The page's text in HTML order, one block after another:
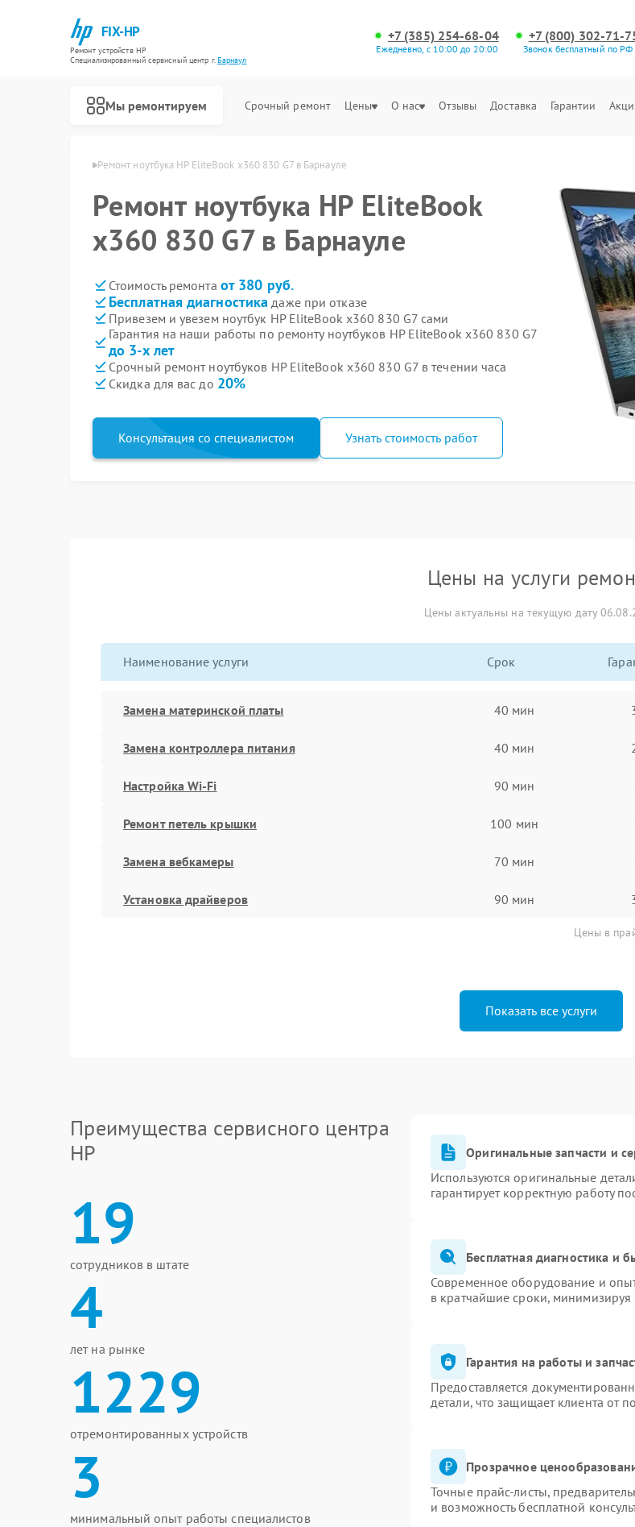
FIX-HP
Ремонт устройств HP
Специализированный cервисный центр г.Барнаул
+7 (385) 254-68-04
Ежедневно, с 10:00 до 20:00
+7 (800) 302-71-
Звонок бесплатный по РФ
Мы ремонтируем Срочный ремонт Цены О нас Отзывы Доставка Гарантии
Ремонт ноутбука HP EliteBook x360 830 G7 в Барнауле
Ремонт ноутбука HP EliteBook
x360 830 G7 в Барнауле
Стоимость ремонта от 380 руб.
Бесплатная диагностика даже при отказе
Привезем и увезем ноутбук HP EliteBook x360 830 G7 сами
Гарантия на наши работы по ремонту ноутбуков HP EliteBook x360 830 G7
до 3-х лет
Срочный ремонт ноутбуков HP EliteBook x360 830 G7 в течении часа
Скидка для вас до 20%
Консультация со специалистом Узнать стоимость работ
Цены на услуги
Цены актуальны на текущую дату
Наименование услуги Срок
Замена материнской платы 40 мин
Замена контроллера питания 40 мин
Настройка Wi-Fi 90 мин
Ремонт петель крышки 100 мин
Замена вебкамеры 70 мин
Установка драйверов 90 мин
Цены в
Показать все услуги
Преимущества сервисного центра
HP
19
сотрудников в штате
4
лет на рынке
1229
отремонтированных устройств
3
минимальный опыт работы специалистов
Оригинальные запчасти и
Используются оригинальные
гарантирует корректную работу
Бесплатная диагностика и
Современное оборудование и
в кратчайшие сроки, минимизируя
Гарантия на работы и
Предоставляется
детали, что защищает клиента от
Прозрачное
Точные прайс-листы,
и возможность бесплатной